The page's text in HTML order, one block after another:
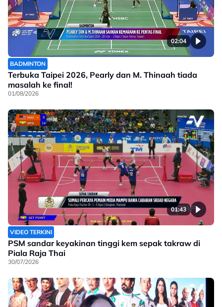
02:04
BADMINTON
Terbuka Taipei 2026, Pearly dan M. Thinaah tiada
masalah ke final!
01/08/2026
01:43
VIDEO TERKINI
PSM sandar keyakinan tinggi kem sepak takraw di
Piala Raja Thai
30/07/2026